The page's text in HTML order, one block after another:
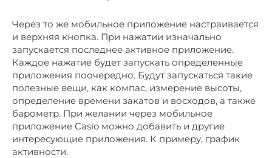
Через то же мобильное приложение настраивается
и верхняя кнопка. При нажатии изначально
запускается последнее активное приложение.
Каждое нажатие будет запускать определенные
приложения поочередно. Будут запускаться такие
полезные вещи, как компас, измерение высоты,
определение времени закатов и восходов, а также
барометр. При желании через мобильное
приложение Casio можно добавить и другие
интересующие приложения. К примеру, график
активности.